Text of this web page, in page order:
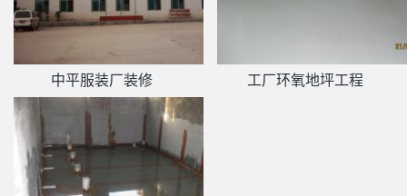
中平服装厂装修 工厂环氧地坪工程